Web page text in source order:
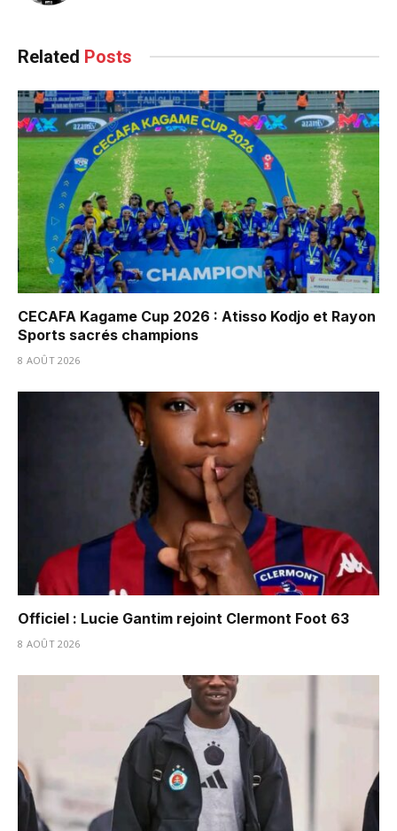
Related Posts
CECAFA Kagame Cup 2026 : Atisso Kodjo et Rayon
Sports sacrés champions
8 AOÛT 2026
Officiel : Lucie Gantim rejoint Clermont Foot 63
8 AOÛT 2026